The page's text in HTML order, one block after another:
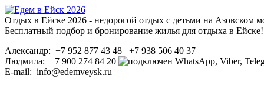
Отдых в Ейске 2026 - недорогой отдых с детьми на Азовском
Бесплатный подбор и бронирование жилья для отдыха в Ейске!
Александр: +7 952 877 43 48 +7 938 506 40 37
Людмила: +7 900 274 84 20
E-mail: info@edemveysk.ru